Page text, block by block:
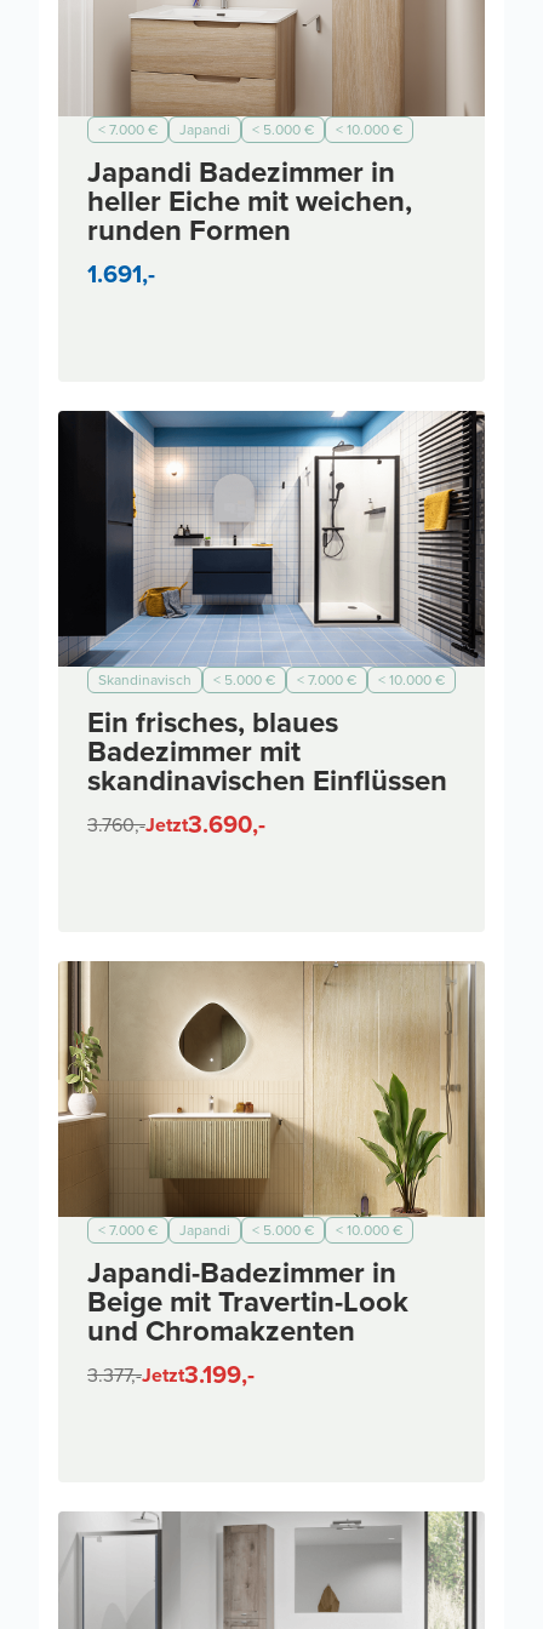
< 7.000 € Japandi < 5.000 €
< 10.000 €
< 3.000 €
Japandi Badezimmer in
heller Eiche mit weichen,
runden Formen
1.691,-
Skandinavisch < 5.000 € < 7.000 € < 10.000 €
Ein frisches, blaues
Badezimmer mit
skandinavischen Einflüssen
3.760,-Jetzt3.690,-
< 7.000 € Japandi < 5.000 € < 10.000 €
Japandi-Badezimmer in
Beige mit Travertin-Look
und Chromakzenten
3.377,-Jetzt3.199,-